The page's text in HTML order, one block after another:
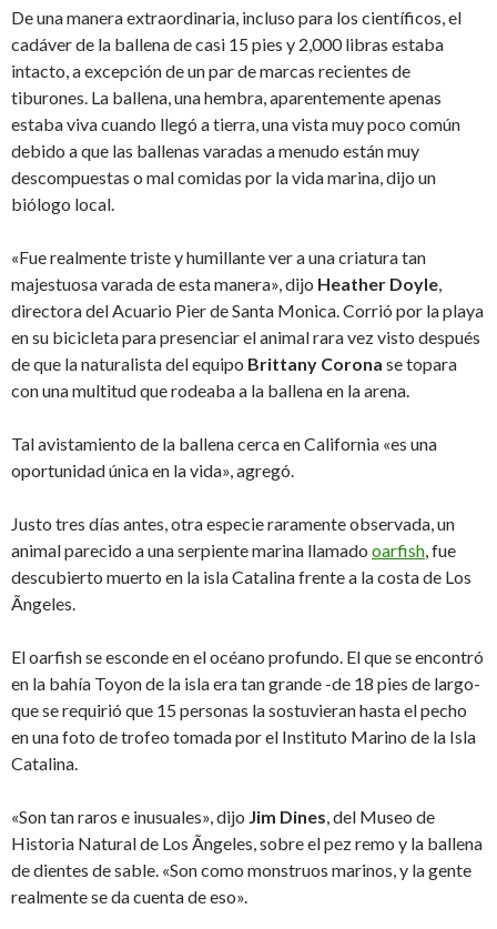
De una manera extraordinaria, incluso para los científicos, el
cadáver de la ballena de casi 15 pies y 2,000 libras estaba
intacto, a excepción de un par de marcas recientes de
tiburones. La ballena, una hembra, aparentemente apenas
estaba viva cuando llegó a tierra, una vista muy poco común
debido a que las ballenas varadas a menudo están muy
descompuestas o mal comidas por la vida marina, dijo un
biólogo local.
«Fue realmente triste y humillante ver a una criatura tan
majestuosa varada de esta manera», dijo Heather Doyle,
directora del Acuario Pier de Santa Monica. Corrió por la playa
en su bicicleta para presenciar el animal rara vez visto después
de que la naturalista del equipo Brittany Corona se topara
con una multitud que rodeaba a la ballena en la arena.
Tal avistamiento de la ballena cerca en California «es una
oportunidad única en la vida», agregó.
Justo tres días antes, otra especie raramente observada, un
animal parecido a una serpiente marina llamado oarfish, fue
descubierto muerto en la isla Catalina frente a la costa de Los
Ãngeles.
El oarfish se esconde en el océano profundo. El que se encontró
en la bahía Toyon de la isla era tan grande -de 18 pies de largo-
que se requirió que 15 personas la sostuvieran hasta el pecho
en una foto de trofeo tomada por el Instituto Marino de la Isla
Catalina.
«Son tan raros e inusuales», dijo Jim Dines, del Museo de
Historia Natural de Los Ãngeles, sobre el pez remo y la ballena
de dientes de sable. «Son como monstruos marinos, y la gente
realmente se da cuenta de eso».